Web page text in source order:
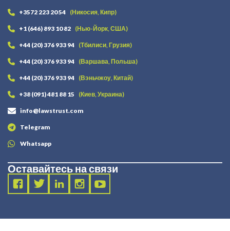
+3572 223 20 54 (Никосия, Кипр)
+1 (646) 893 10 82 (Нью-Йорк, США)
+44 (20) 376 933 94 (Тбилиси, Грузия)
+44 (20) 376 933 94 (Варшава, Польша)
+44 (20) 376 933 94 (Вэньчжоу, Китай)
+38 (091) 481 88 15 (Киев, Украина)
info@lawstrust.com
Telegram
Whatsapp
Оставайтесь на связи